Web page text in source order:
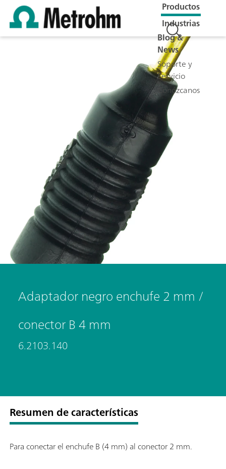
Productos
Industrias
Blog &
News
Soporte y
Servicio
Conózcanos
Adaptador negro enchufe 2 mm /
conector B 4 mm
6.2103.140
Resumen de características
Para conectar el enchufe B (4 mm) al conector 2 mm.